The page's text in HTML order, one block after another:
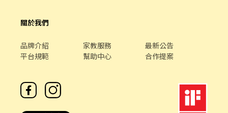
關於我們
品牌介紹 家教服務
最新公告
平台規範
幫助中心 合作提案